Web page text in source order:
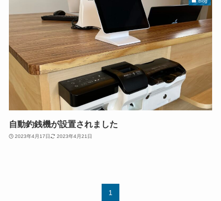
自動釣銭機が設置されました
2023年4月17日 2023年4月21日
1